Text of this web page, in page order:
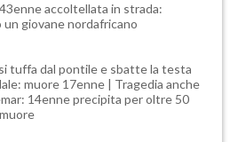
accoltellata in strada:
giovane nordafricano
tuffa dal pontile e sbatte la testa
muore 17enne | Tragedia anche
14enne precipita per oltre 50